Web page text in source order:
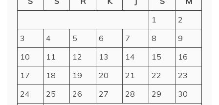
1
2
3
4 5 6 7 8
9
10
11 12 13 14 15
16
17
18 19 20 21 22
23
24
25 26 27 28 29
30